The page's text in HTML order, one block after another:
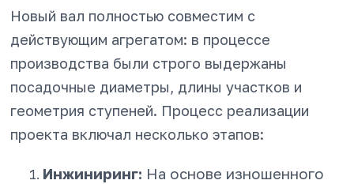
Новый вал полностью совместим с
действующим агрегатом: в процессе
производства были строго выдержаны
посадочные диаметры, длины участков и
геометрия ступеней. Процесс реализации
проекта включал несколько этапов:
Инжиниринг: На основе изношенного